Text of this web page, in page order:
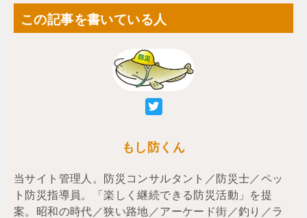
この記事を書いている人
もし防くん
当サイト管理人。防災コンサルタント／防災士／ペッ
ト防災指導員。「楽しく継続できる防災活動」を提
案。昭和の時代／狭い路地／アーケード街／釣り／ラ